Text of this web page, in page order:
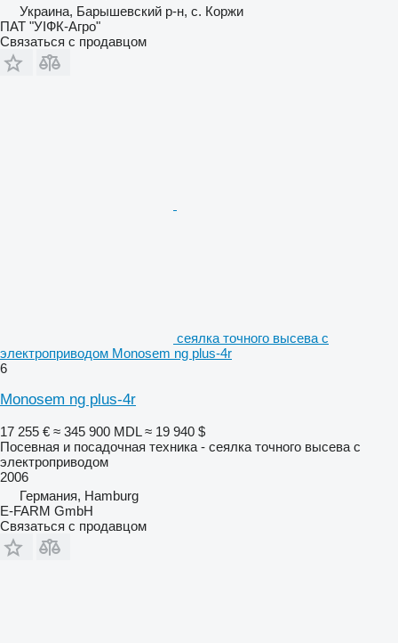
Украина, Барышевский р-н, с. Коржи
ПАТ "УІФК-Агро"
Связаться с продавцом
сеялка точного высева с
электроприводом Monosem ng plus-4r
6
Monosem ng plus-4r
17 255 € ≈ 345 900 MDL ≈ 19 940 $
Посевная и посадочная техника - сеялка точного высева с
электроприводом
2006
Германия, Hamburg
E-FARM GmbH
Связаться с продавцом